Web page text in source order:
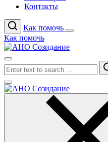
Контакты
Как помочь
Как помочь
Search